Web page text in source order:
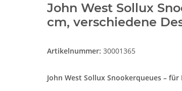
John West Sollux
cm, verschiedene
Artikelnummer: 30001365
John West Sollux Snookerqueues –